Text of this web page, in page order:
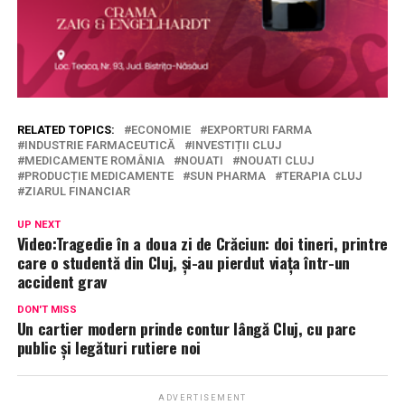
RELATED TOPICS: ECONOMIE
EXPORTURI FARMA
INDUSTRIE FARMACEUTICĂ
INVESTIȚII CLUJ
MEDICAMENTE ROMÂNIA
NOUATI
NOUATI CLUJ
PRODUCȚIE MEDICAMENTE
SUN PHARMA
TERAPIA CLUJ
ZIARUL FINANCIAR
UP NEXT
Video:Tragedie în a doua zi de Crăciun: doi tineri, printre
care o studentă din Cluj, și-au pierdut viața într-un
accident grav
DON'T MISS
Un cartier modern prinde contur lângă Cluj, cu parc
public și legături rutiere noi
ADVERTISEMENT